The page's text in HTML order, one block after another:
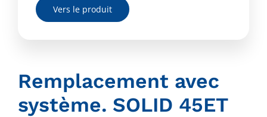
Vers le produit
Remplacement avec
système. SOLID 45ET